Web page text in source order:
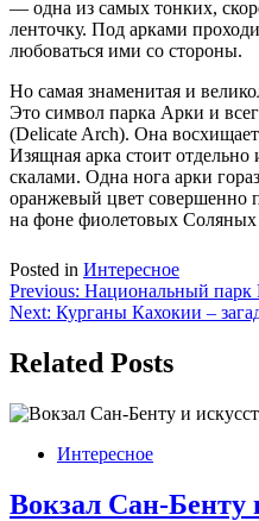
— одна из самых тонких,
ленточку. Под арками
любоваться ими со стороны.
Но самая знаменитая и
Это символ парка Арки и
(Delicate Arch). Она
Изящная арка стоит отдельно
скалами. Одна нога арки
оранжевый цвет совершенно
на фоне фиолетовых Соляных
Posted in Интересное
Навигация
по
записям
Previous: Национальный парк
Next: Курганы Кахокии –
Related Posts
Интересное
Вокзал Сан-Бенту